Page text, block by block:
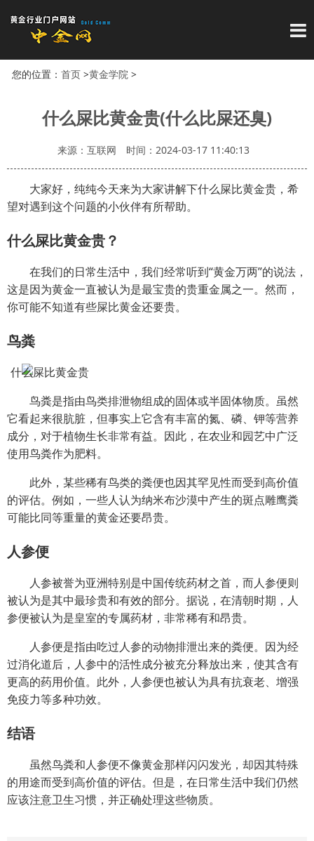
导
您的位置： 首页>黄金学院 >
什么屎比黄金贵(什么比屎还臭)
来源：互联网 时间：2024-03-17 11:40:13
大家好，纯纯今天来为大家讲解下什么屎比黄金贵，希
望对遇到这个问题的小伙伴有所帮助。
什么屎比黄金贵？
在我们的日常生活中，我们经常听到“黄金万两”的说法，
这是因为黄金一直被认为是最宝贵的贵重金属之一。然而，
你可能不知道有些屎比黄金还要贵。
鸟粪
鸟粪是指由鸟类排泄物组成的固体或半固体物质。虽然
它看起来很肮脏，但事实上它含有丰富的氮、磷、钾等营养
成分，对于植物生长非常有益。因此，在农业和园艺中广泛
使用鸟粪作为肥料。
此外，某些稀有鸟类的粪便也因其罕见性而受到高价值
的评估。例如，一些人认为纳米布沙漠中产生的斑点雕鹰粪
可能比同等重量的黄金还要昂贵。
人参便
人参被誉为亚洲特别是中国传统药材之首，而人参便则
被认为是其中最珍贵和有效的部分。据说，在清朝时期，人
参便被认为是皇室的专属药材，非常稀有和昂贵。
人参便是指由吃过人参的动物排泄出来的粪便。因为经
过消化道后，人参中的活性成分被充分释放出来，使其含有
更高的药用价值。此外，人参便也被认为具有抗衰老、增强
免疫力等多种功效。
结语
虽然鸟粪和人参便不像黄金那样闪闪发光，却因其特殊
的用途而受到高价值的评估。但是，在日常生活中我们仍然
应该注意卫生习惯，并正确处理这些物质。